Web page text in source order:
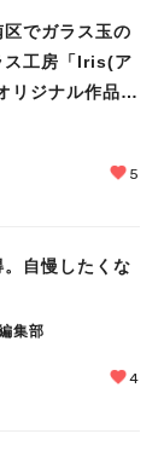
区でガラス玉の
ス工房「Iris(ア
リジナル作品を
5
。自慢したくな
集部
4